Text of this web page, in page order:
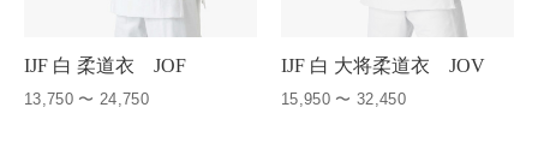
IJF 白 柔道衣 JOF
13,750 〜 24,750
IJF 白 大将柔道衣 JOV
15,950 〜 32,450